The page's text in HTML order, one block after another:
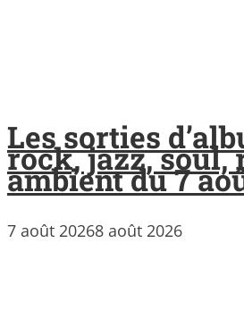
Les sorties
rock, jazz, soul,
ambient du 7
7 août 20268 août 2026